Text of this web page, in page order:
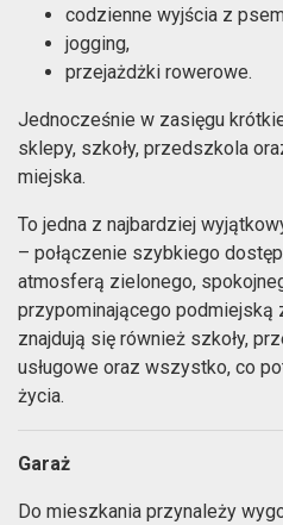
codzienne wyjścia z
jogging,
przejażdżki rowerowe.
Jednocześnie w zasięgu
sklepy, szkoły, przedszkola
miejska.
To jedna z najbardziej
– połączenie szybkiego
atmosferą zielonego,
przypominającego podmiejską
znajdują się również szkoły,
usługowe oraz wszystko, co
życia.
Garaż
Do mieszkania przynależy